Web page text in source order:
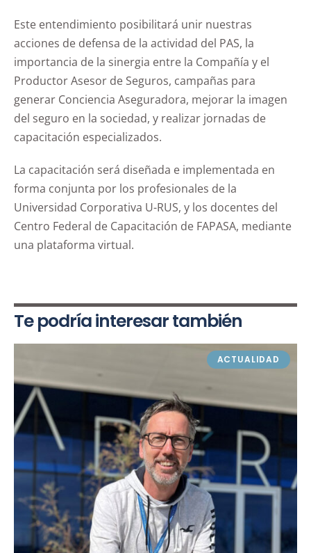
Este entendimiento posibilitará unir nuestras
acciones de defensa de la actividad del PAS, la
importancia de la sinergia entre la Compañía y el
Productor Asesor de Seguros, campañas para
generar Conciencia Aseguradora, mejorar la imagen
del seguro en la sociedad, y realizar jornadas de
capacitación especializados.
La capacitación será diseñada e implementada en
forma conjunta por los profesionales de la
Universidad Corporativa U-RUS, y los docentes del
Centro Federal de Capacitación de FAPASA, mediante
una plataforma virtual.
Te podría interesar también
ACTUALIDAD